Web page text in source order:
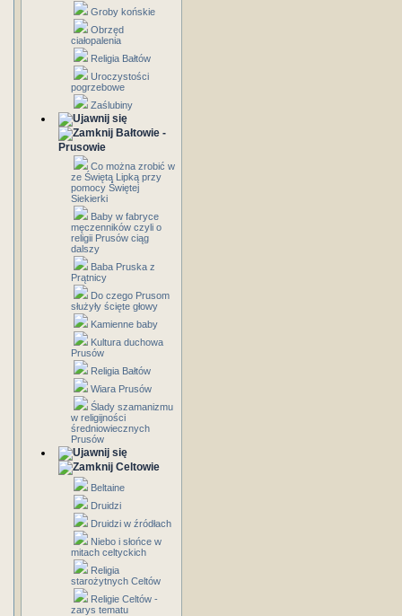
Groby końskie
Obrzęd
ciałopalenia
Religia Bałtów
Uroczystości
pogrzebowe
Zaślubiny
Bałtowie -
Prusowie
Co można zrobić w
ze Świętą Lipką przy
pomocy Świętej
Siekierki
Baby w fabryce
męczenników czyli o
religii Prusów ciąg
dalszy
Baba Pruska z
Prątnicy
Do czego Prusom
służyły ścięte głowy
Kamienne baby
Kultura duchowa
Prusów
Religia Bałtów
Wiara Prusów
Ślady szamanizmu
w religijności
średniowiecznych
Prusów
Celtowie
Beltaine
Druidzi
Druidzi w źródłach
Niebo i słońce w
mitach celtyckich
Religia
starożytnych Celtów
Religie Celtów -
zarys tematu